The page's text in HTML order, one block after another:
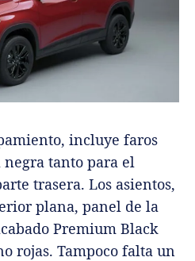
incluye faros
tanto para el
trasera. Los asientos,
plana, panel de la
Premium Black
rojas. Tampoco falta un